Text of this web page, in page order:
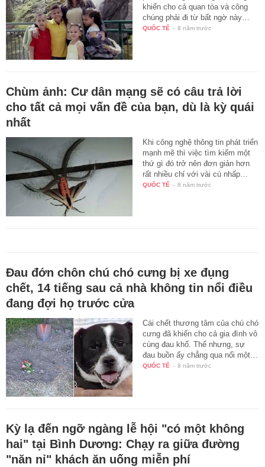
khiến cho cả quan tòa và công
chúng phải đi từ bất ngờ này…
QUỐC TẾ - 8 năm trước
Chùm ảnh: Cư dân mạng sẽ có câu trả lời
cho tất cả mọi vấn đề của bạn, dù là kỳ quái
nhất
Khi công nghệ thông tin phát triển
mạnh mẽ thì việc tìm kiếm một
thứ gì đó trở nên đơn giản hơn
rất nhiều chỉ với vài cú nhấp…
QUỐC TẾ - 8 năm trước
Đau đớn chôn chú chó cưng bị xe đụng
chết, 14 tiếng sau cả nhà không tin nổi điều
đang đợi họ trước cửa
Cái chết thương tâm của chú chó
cưng đã khiến cho cả gia đình vô
cùng đau khổ. Thế nhưng, sự
đau buồn ấy chẳng qua nổi một…
QUỐC TẾ - 8 năm trước
Kỳ lạ đến ngỡ ngàng lễ hội "có một không
hai" tại Bình Dương: Chạy ra giữa đường
"năn nỉ" khách ăn uống miễn phí